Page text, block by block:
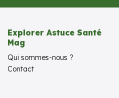
Explorer Astuce Santé
Mag
Qui sommes-nous ?
Contact